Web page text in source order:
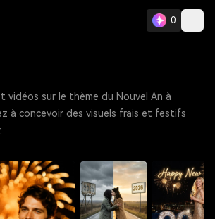
0
vidéos sur le thème du Nouvel An à
à concevoir des visuels frais et festifs